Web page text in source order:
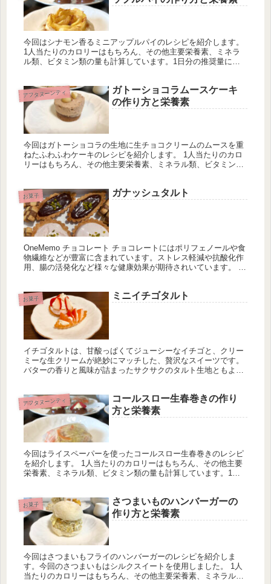
今回はシナモン香るミニアップルパイのレシピを紹介します。
1人当たりのカロリーはもちろん、その他主要栄養素、ミネラ
ル類、ビタミン類の量も計算しています。1日分の推奨量に対
アフタヌーンティ
ガトーショコラムースケーキ
の作り方と栄養素
今回はガトーショコラの生地に生チョコクリームのムースを重
ねたふわふわケーキのレシピを紹介します。 1人当たりのカロ
リーはもちろん、その他主要栄養素、ミネラル類、ビタミン類
お菓子 ガナッシュタルト
OneMemo チョコレート チョコレートにはポリフェノールや食
物繊維などが豊富に含まれています。ストレス軽減や抗酸化作
用、腸の活発化など様々な健康効果が期待されいています。 カ
お菓子 ミニイチゴタルト
イチゴタルトは、甘酸っぱくてジューシーなイチゴと、クリー
ミーな生クリームが絶妙にマッチした、贅沢なスイーツです。
バターの香りと風味が詰まったサクサクのタルト生地ともよく
アフタヌーンティ
コールスロー生春巻きの作り
方と栄養素
今回はライスペーパーを使ったコールスロー生春巻きのレシピ
を紹介します。 1人当たりのカロリーはもちろん、その他主要
栄養素、ミネラル類、ビタミン類の量も計算しています。1日
お菓子
さつまいものハンバーガーの
作り方と栄養素
今回はさつまいもフライのハンバーガーのレシピを紹介しま
す。今回のさつまいもはシルクスイートを使用しました。 1人
当たりのカロリーはもちろん、その他主要栄養素、ミネラル